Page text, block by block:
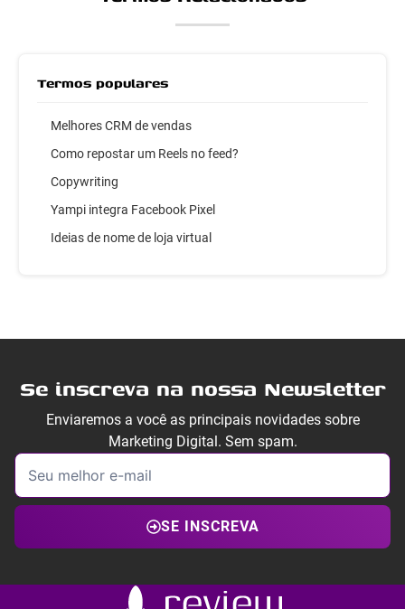
Termos populares
Melhores CRM de vendas
Como repostar um Reels no feed?
Copywriting
Yampi integra Facebook Pixel
Ideias de nome de loja virtual
Se inscreva na nossa Newsletter
Enviaremos a você as principais novidades sobre
Marketing Digital. Sem spam.
SE INSCREVA